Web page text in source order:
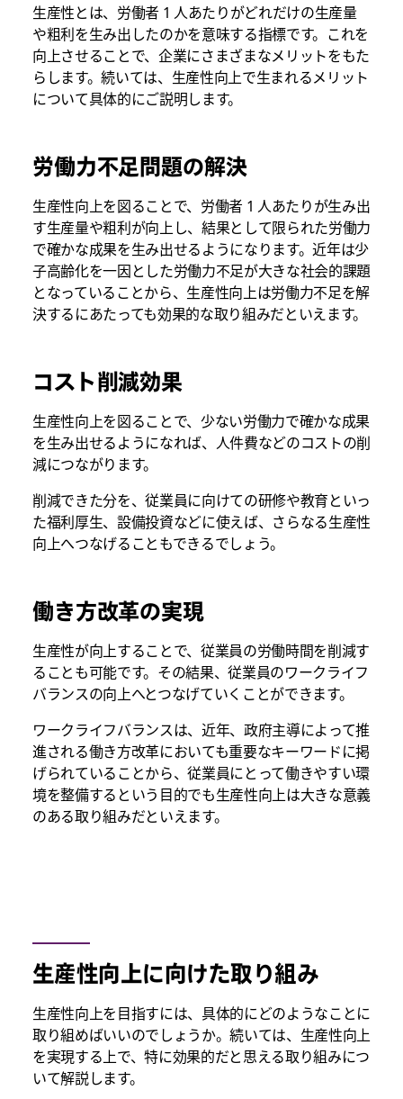
生産性とは、労働者 1 人あたりがどれだけの生産量
や粗利を生み出したのかを意味する指標です。これを
向上させることで、企業にさまざまなメリットをもた
らします。続いては、生産性向上で生まれるメリット
について具体的にご説明します。
労働力不足問題の解決
生産性向上を図ることで、労働者 1 人あたりが生み出
す生産量や粗利が向上し、結果として限られた労働力
で確かな成果を生み出せるようになります。近年は少
子高齢化を一因とした労働力不足が大きな社会的課題
となっていることから、生産性向上は労働力不足を解
決するにあたっても効果的な取り組みだといえます。
コスト削減効果
生産性向上を図ることで、少ない労働力で確かな成果
を生み出せるようになれば、人件費などのコストの削
減につながります。
削減できた分を、従業員に向けての研修や教育といっ
た福利厚生、設備投資などに使えば、さらなる生産性
向上へつなげることもできるでしょう。
働き方改革の実現
生産性が向上することで、従業員の労働時間を削減す
ることも可能です。その結果、従業員のワークライフ
バランスの向上へとつなげていくことができます。
ワークライフバランスは、近年、政府主導によって推
進される働き方改革においても重要なキーワードに掲
げられていることから、従業員にとって働きやすい環
境を整備するという目的でも生産性向上は大きな意義
のある取り組みだといえます。
生産性向上に向けた取り組み
生産性向上を目指すには、具体的にどのようなことに
取り組めばいいのでしょうか。続いては、生産性向上
を実現する上で、特に効果的だと思える取り組みにつ
いて解説します。